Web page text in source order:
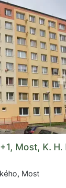
Most, K.
Most